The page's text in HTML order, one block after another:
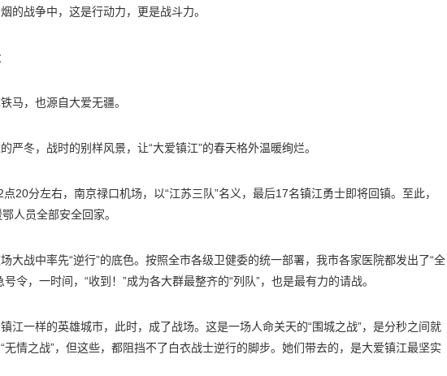
的战争中，这是行动力，更是战斗力。
马，也源自大爱无疆。
严冬，战时的别样风景，让“大爱镇江”的春天格外温暖绚烂。
20分左右，南京禄口机场，以“江苏三队”名义，最后17名镇江勇士即将回镇。至此，
人员全部安全回家。
大战中率先“逆行”的底色。按照全市各级卫健委的统一部署，我市各家医院都发出了“全
号令，一时间，“收到！”成为各大群最整齐的“列队”，也是最有力的请战。
江一样的英雄城市，此时，成了战场。这是一场人命关天的“围城之战”，是分秒之间就
无情之战”，但这些，都阻挡不了白衣战士逆行的脚步。她们带去的，是大爱镇江最坚实